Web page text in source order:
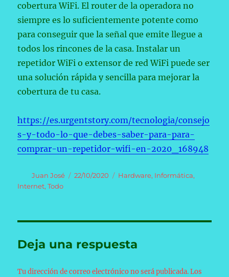
cobertura WiFi. El router de la operadora no
siempre es lo suficientemente potente como
para conseguir que la señal que emite llegue a
todos los rincones de la casa. Instalar un
repetidor WiFi o extensor de red WiFi puede ser
una solución rápida y sencilla para mejorar la
cobertura de tu casa.
https://es.urgentstory.com/tecnologia/consejo
s-y-todo-lo-que-debes-saber-para-para-
comprar-un-repetidor-wifi-en-2020_168948
Autor
Juan José
Publicado
22/10/2020 Categorías
Hardware, Informática,
Internet,Todo
Deja una respuesta
Tu dirección de correo electrónico no será publicada. Los